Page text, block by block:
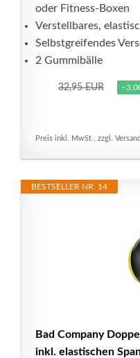
oder Fitness-Boxen
Verstellbares,
Selbstgreifendes
2 Gummibälle
32,95 EUR
Preis inkl. MwSt., zzgl.
BESTSELLER NR. 14
Bad Company
inkl. elastischen